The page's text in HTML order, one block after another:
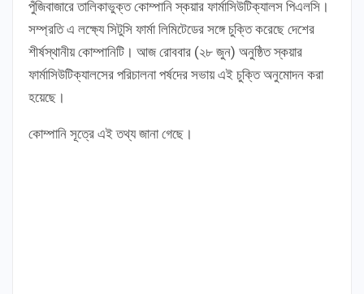
পুঁজিবাজারে তালিকাভুক্ত কোম্পানি স্কয়ার ফার্মাসিউটিক্যালস পিএলসি।
সম্প্রতি এ লক্ষ্যে সিটুসি ফার্মা লিমিটেডের সঙ্গে চুক্তি করেছে দেশের
শীর্ষস্থানীয় কোম্পানিটি। আজ রোববার (২৮ জুন) অনুষ্ঠিত স্কয়ার
ফার্মাসিউটিক্যালসের পরিচালনা পর্ষদের সভায় এই চুক্তি অনুমোদন করা
হয়েছে।
কোম্পানি সূত্রে এই তথ্য জানা গেছে।